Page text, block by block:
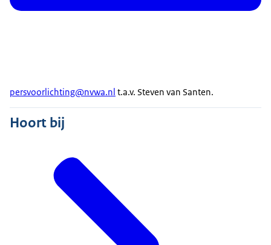
persvoorlichting@nvwa.nl t.a.v. Steven van Santen.
Hoort bij